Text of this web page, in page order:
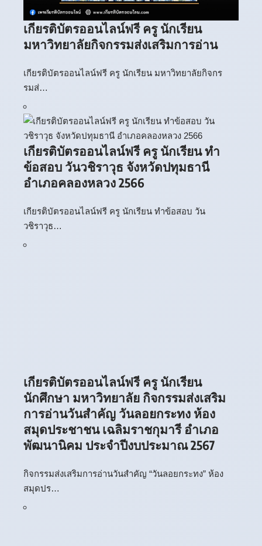
เกียรติบัตรออนไลน์ฟรี ครู นักเรียน
มหาวิทยาลัยกิจกรรมส่งเสริมการอ่าน
เกียรติบัตรออนไลน์ฟรี ครู นักเรียน มหาวิทยาลัยกิจกร
รมส่…
เกียรติบัตรออนไลน์ฟรี ครู นักเรียน ทำ
ข้อสอบ วันวชิราวุธ จังหวัดปทุมธานี
อำเภอคลองหลวง 2566
เกียรติบัตรออนไลน์ฟรี ครู นักเรียน ทำข้อสอบ วัน
วชิราวุธ…
เกียรติบัตรออนไลน์ฟรี ครู นักเรียน
นักศึกษา มหาวิทยาลัย กิจกรรมส่งเสริม
การอ่านวันสำคัญ วันลอยกระทง ห้อง
สมุดประชาชน เฉลิมราชกุมารี อำเภอ
พัฒนานิคม ประจำปีงบประมาณ 2567
กิจกรรมส่งเสริมการอ่านวันสำคัญ “วันลอยกระทง” ห้อง
สมุดปร…